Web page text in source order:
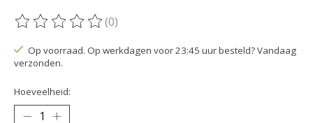
De beoordeling van dit product is
(0)
Op voorraad. Op werkdagen voor 23:45 uur besteld? Vandaag
verzonden.
Hoeveelheid: